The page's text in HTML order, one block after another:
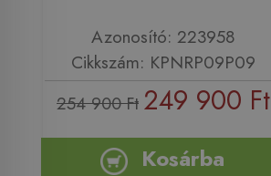
Azonosító: 223958
Cikkszám: KPNRP09P09
254 900 Ft 249 900 Ft
Kosárba